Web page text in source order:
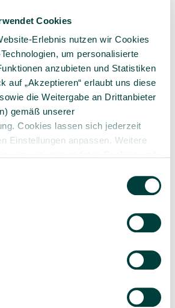
Cookies
Erlebnis nutzen wir Cookies
um personalisierte
anzubieten und Statistiken
auf „Akzeptieren“ erlaubt uns diese
die Weitergabe an Drittanbieter
gemäß unserer
Cookies lassen sich jederzeit
Einstellungen anpassen. Weitere
82